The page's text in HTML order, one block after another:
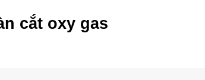
cắt oxy gas